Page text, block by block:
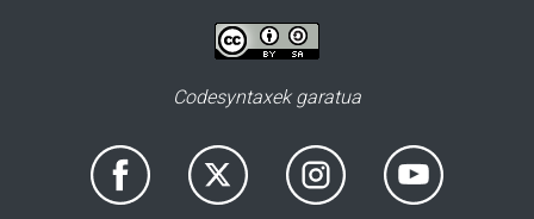
Codesyntaxek garatua